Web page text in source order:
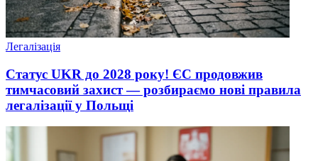
Легалізація
Статус UKR до 2028 року! ЄС продовжив
тимчасовий захист — розбираємо нові правила
легалізації у Польщі